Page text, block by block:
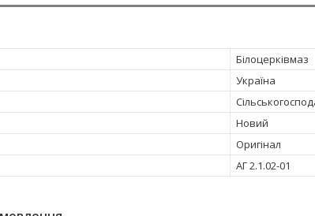
Білоцерківмаз
Україна
Новий
Оригінал
АГ 2.1.02-01